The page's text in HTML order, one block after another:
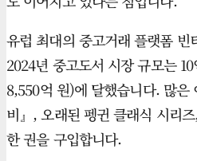
유럽 최대의 중고거래 플랫폼
2024년 중고도서 시장 규모는
8,550억 원)에 달했습니다. 많은
비』, 오래된 펭귄 클래식 시리
한 권을 구입합니다.